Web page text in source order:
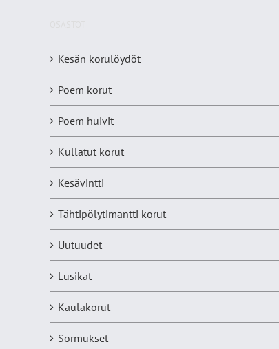
Kesän korulöydöt
Poem korut
Poem huivit
Kullatut korut
Kesävintti
Tähtipölytimantti korut
Uutuudet
Lusikat
Kaulakorut
Sormukset